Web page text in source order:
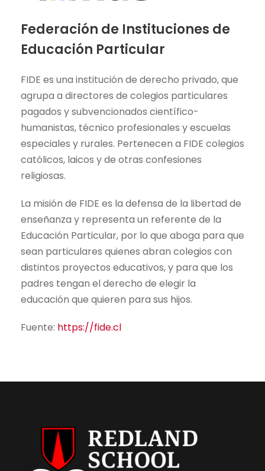
Federación de Instituciones de
Educación Particular
FIDE es una institución de derecho privado, que
agrupa a directores de colegios particulares
pagados y subvencionados científico-
humanistas, técnico profesionales y escuelas
especiales y rurales. Pertenecen a FIDE colegios
católicos, laicos y de otras confesiones
religiosas.
La misión de FIDE es la defensa de la libertad de
enseñanza y representa un referente de la
Educación Particular, por lo que aboga para que
sean particulares quienes abran colegios con
distintos proyectos educativos, y para que los
padres tengan el derecho de elegir la
educación que quieren para sus hijos.
Fuente: https://fide.cl